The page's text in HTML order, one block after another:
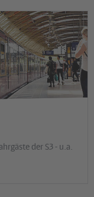
der S3 - u.a.